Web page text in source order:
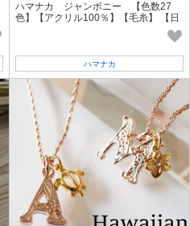
ハマナカ ジャンボニー 【色数27
色】【アクリル100％】【毛糸】 【日
ハマナカ